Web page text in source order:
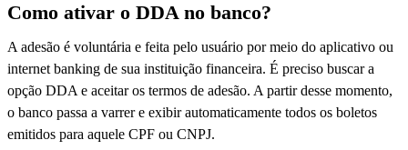
Como ativar o DDA no banco?
A adesão é voluntária e feita pelo usuário por meio do aplicativo ou
internet banking de sua instituição financeira. É preciso buscar a
opção DDA e aceitar os termos de adesão. A partir desse momento,
o banco passa a varrer e exibir automaticamente todos os boletos
emitidos para aquele CPF ou CNPJ.